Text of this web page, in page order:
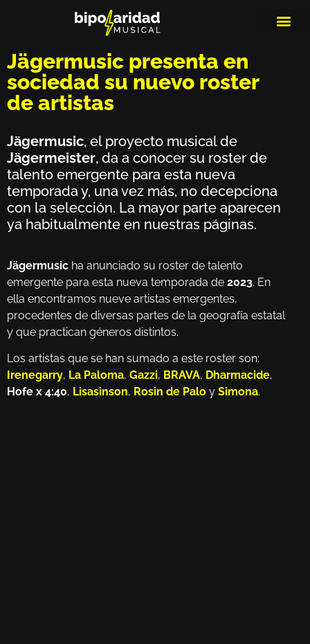
Jägermusic presenta en
sociedad su nuevo roster
de artistas
Jägermusic, el proyecto musical de
Jägermeister, da a conocer su roster de
talento emergente para esta nueva
temporada y, una vez más, no decepciona
con la selección. La mayor parte aparecen
ya habitualmente en nuestras páginas.
Jägermusic ha anunciado su roster de talento
emergente para esta nueva temporada de 2023. En
ella encontramos nueve artistas emergentes,
procedentes de diversas partes de la geografía estatal
y que practican géneros distintos.
Los artistas que se han sumado a este roster son:
Irenegarry, La Paloma, Gazzi, BRAVA, Dharmacide,
Hofe x 4:40, Lisasinson, Rosin de Palo y Simona.